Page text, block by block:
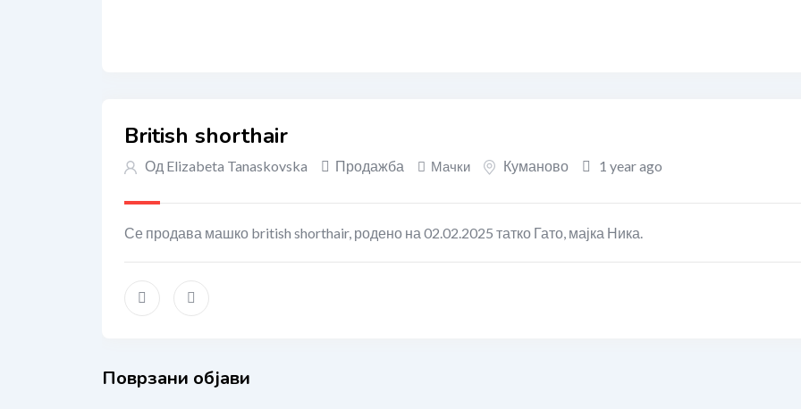
British shorthair
Од Elizabeta Tanaskovska Продажба Мачки Куманово 1 year ago
Се продава машко british shorthair, родено на 02.02.2025 татко Гато, мајка Ника.
Поврзани објави